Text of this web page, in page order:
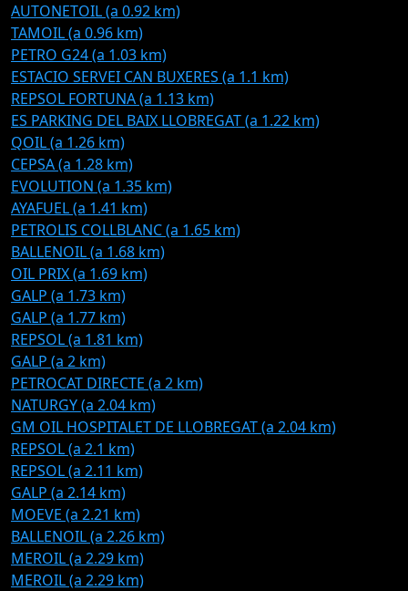
AUTONETOIL (a 0.92 km)
TAMOIL (a 0.96 km)
PETRO G24 (a 1.03 km)
ESTACIO SERVEI CAN BUXERES (a 1.1 km)
REPSOL FORTUNA (a 1.13 km)
ES PARKING DEL BAIX LLOBREGAT (a 1.22 km)
QOIL (a 1.26 km)
CEPSA (a 1.28 km)
EVOLUTION (a 1.35 km)
AYAFUEL (a 1.41 km)
PETROLIS COLLBLANC (a 1.65 km)
BALLENOIL (a 1.68 km)
OIL PRIX (a 1.69 km)
GALP (a 1.73 km)
GALP (a 1.77 km)
REPSOL (a 1.81 km)
GALP (a 2 km)
PETROCAT DIRECTE (a 2 km)
NATURGY (a 2.04 km)
GM OIL HOSPITALET DE LLOBREGAT (a 2.04 km)
REPSOL (a 2.1 km)
REPSOL (a 2.11 km)
GALP (a 2.14 km)
MOEVE (a 2.21 km)
BALLENOIL (a 2.26 km)
MEROIL (a 2.29 km)
MEROIL (a 2.29 km)